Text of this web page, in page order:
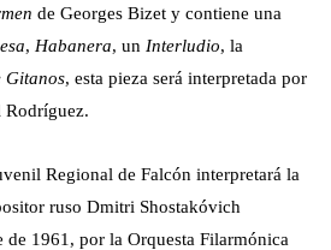
de Georges Bizet y contiene una
, Habanera, un Interludio, la
Gitanos, esta pieza será interpretada por
Rodríguez.
Regional de Falcón interpretará la
ruso Dmitri Shostakóvich
de 1961, por la Orquesta Filarmónica